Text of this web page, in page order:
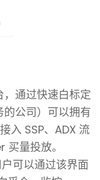
，通过快速白标定
公司）可以拥有
入 SSP、ADX 流
量投放。
可以通过该界面